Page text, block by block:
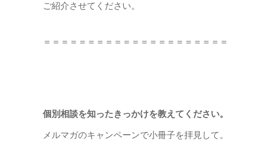
ご紹介させてください。
＝＝＝＝＝＝＝＝＝＝＝＝＝＝＝＝＝＝＝＝＝
個別相談を知ったきっかけを教えてください。
メルマガのキャンペーンで小冊子を拝見して。